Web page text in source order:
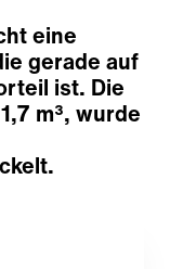
eine
gerade auf
ist. Die
m³, wurde